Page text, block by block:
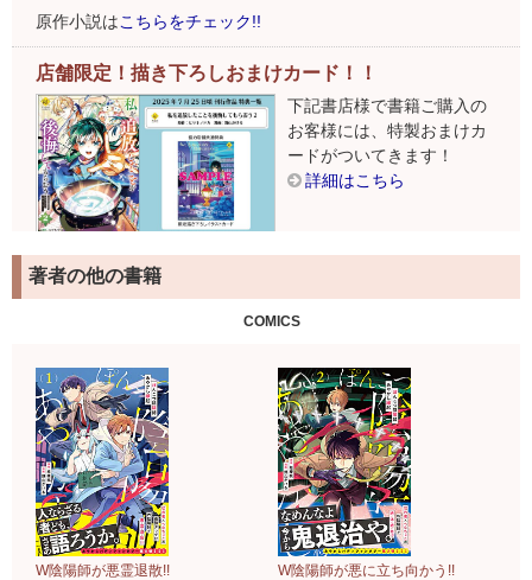
原作小説はこちらをチェック!!
店舗限定！描き下ろしおまけカード！！
下記書店様で書籍ご購入の
お客様には、特製おまけカ
ードがついてきます！
詳細はこちら
著者の他の書籍
COMICS
W陰陽師が悪霊退散!! W陰陽師が悪に立ち向かう!!